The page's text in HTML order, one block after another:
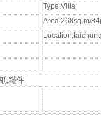
Type:Villa
Area:268sq.m/
,鐵件